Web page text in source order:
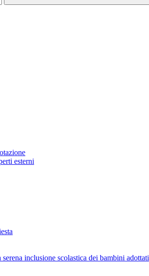
esterni
inclusione scolastica dei bambini adottati